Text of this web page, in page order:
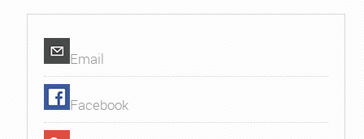
Email
Facebook